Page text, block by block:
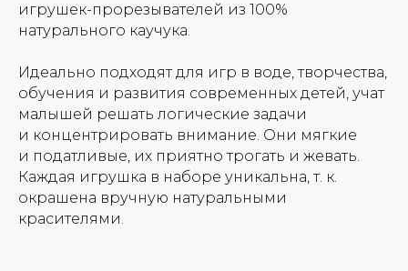
игрушек-прорезывателей из 100%
натурального каучука.
Идеально подходят для игр в воде, творчества,
обучения и развития современных детей, учат
малышей решать логические задачи
и концентрировать внимание. Они мягкие
и податливые, их приятно трогать и жевать.
Каждая игрушка в наборе уникальна, т. к.
окрашена вручную натуральными
красителями.